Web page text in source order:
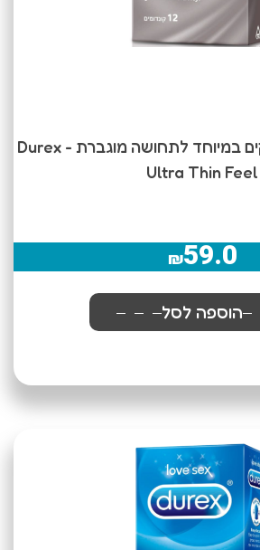
קונדומים דורקס דקים במיוחד לתחושה מוגברת Durex -
Ultra Thin Feel
₪59.0
הוספה לסל